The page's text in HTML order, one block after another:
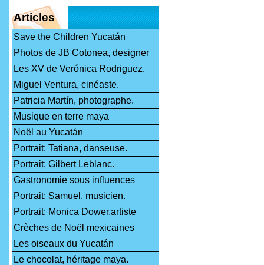
Articles
Save the Children Yucatán
Photos de JB Cotonea, designer
Les XV de Verónica Rodriguez.
Miguel Ventura, cinéaste.
Patricia Martín, photographe.
Musique en terre maya
Noël au Yucatán
Portrait: Tatiana, danseuse.
Portrait: Gilbert Leblanc.
Gastronomie sous influences
Portrait: Samuel, musicien.
Portrait: Monica Dower,artiste
Crèches de Noël mexicaines
Les oiseaux du Yucatán
Le chocolat, héritage maya.